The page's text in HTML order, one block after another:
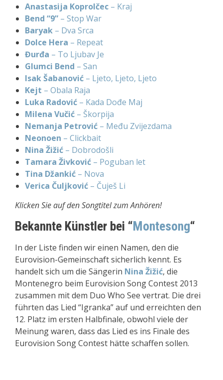
Anastasija Koprolčec – Kraj
Bend “9” – Stop War
Baryak – Dva Srca
Dolce Hera – Repeat
Đurđa – To Ljubav Je
Glumci Bend – San
Isak Šabanović – Ljeto, Ljeto, Ljeto
Kejt – Obala Raja
Luka Radović – Kada Dođe Maj
Milena Vučić – Škorpija
Nemanja Petrović – Među Zvijezdama
Neonoen – Clickbait
Nina Žižić – Dobrodošli
Tamara Živković – Poguban let
Tina Džankić – Nova
Verica Čuljković – Čuješ Li
Klicken Sie auf den Songtitel zum Anhören!
Bekannte Künstler bei “Montesong“
In der Liste finden wir einen Namen, den die
Eurovision-Gemeinschaft sicherlich kennt. Es
handelt sich um die Sängerin Nina Žižić, die
Montenegro beim Eurovision Song Contest 2013
zusammen mit dem Duo Who See vertrat. Die drei
führten das Lied “Igranka” auf und erreichten den
12. Platz im ersten Halbfinale, obwohl viele der
Meinung waren, dass das Lied es ins Finale des
Eurovision Song Contest hätte schaffen sollen.